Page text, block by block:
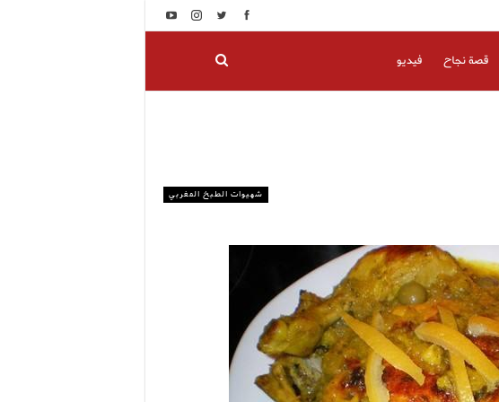
قصة نجاح فيديو
شهيوات الطبخ المغربي